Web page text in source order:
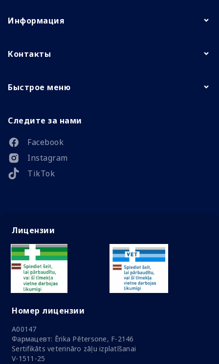
Информация
Контакты
Быстрое меню
Следите за нами
Facebook
Instagram
TikTok
Лицензии
Номер лицензии
A00147
Фармацевт: Ērika Pētersone, F-2146
Sertifikāts veterināro zāļu izplatīšanai
V-1511-25